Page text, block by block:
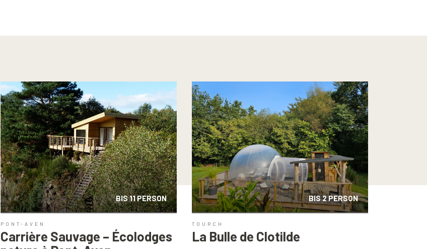
BIS 11 PERSON
PONT-AVEN
Carrière Sauvage – Écolodges
BIS 2 PERSON
TOURCH
La Bulle de Clotilde